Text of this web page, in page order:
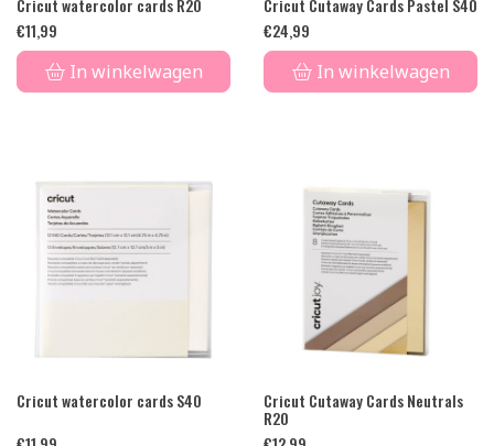
Cricut watercolor cards R20
€11,99
In winkelwagen
Cricut Cutaway Cards Pastel S40
€24,99
In winkelwagen
Cricut watercolor cards S40
Cricut Cutaway Cards Neutrals
R20